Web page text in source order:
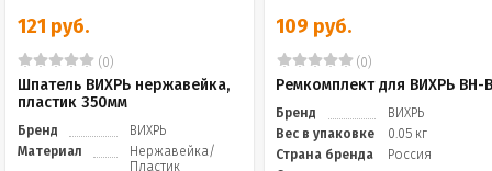
121 руб.
(0)
Шпатель ВИХРЬ нержавейка,
пластик 350мм
Бренд
ВИХРЬ
Материал
Нержавейка/
Пластик
109 руб.
(0)
Ремкомплект для ВИХРЬ ВН-
Бренд
ВИХРЬ
Вес в упаковке
0.05 кг
Страна бренда
Россия